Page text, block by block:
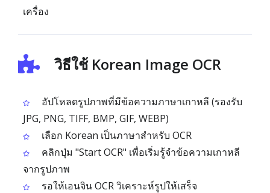
เครื่อง
วิธีใช้ Korean Image OCR
อัปโหลดรูปภาพที่มีข้อความภาษาเกาหลี (รองรับ
JPG, PNG, TIFF, BMP, GIF, WEBP)
เลือก Korean เป็นภาษาสำหรับ OCR
คลิกปุ่ม "Start OCR" เพื่อเริ่มรู้จำข้อความเกาหลี
จากรูปภาพ
รอให้เอนจิน OCR วิเคราะห์รูปให้เสร็จ